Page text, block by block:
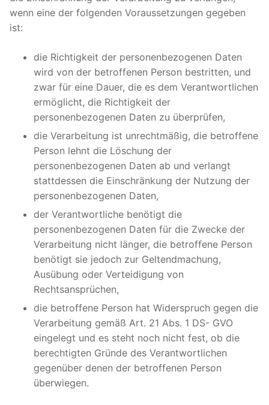
wenn eine der folgenden Voraussetzungen gegeben
ist:
die Richtigkeit der personenbezogenen Daten
wird von der betroffenen Person bestritten, und
zwar für eine Dauer, die es dem Verantwortlichen
ermöglicht, die Richtigkeit der
personenbezogenen Daten zu überprüfen,
die Verarbeitung ist unrechtmäßig, die betroffene
Person lehnt die Löschung der
personenbezogenen Daten ab und verlangt
stattdessen die Einschränkung der Nutzung der
personenbezogenen Daten,
der Verantwortliche benötigt die
personenbezogenen Daten für die Zwecke der
Verarbeitung nicht länger, die betroffene Person
benötigt sie jedoch zur Geltendmachung,
Ausübung oder Verteidigung von
Rechtsansprüchen,
die betroffene Person hat Widerspruch gegen die
Verarbeitung gemäß Art. 21 Abs. 1 DS- GVO
eingelegt und es steht noch nicht fest, ob die
berechtigten Gründe des Verantwortlichen
gegenüber denen der betroffenen Person
überwiegen.